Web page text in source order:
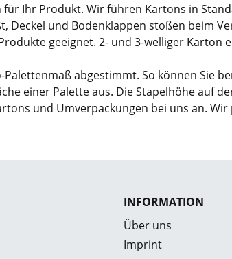
Ihr Produkt. Wir führen Kartons in
Deckel und Bodenklappen stoßen beim
geeignet. 2- und 3-welliger Karton
abgestimmt. So können Sie
einer Palette aus. Die Stapelhöhe auf
und Umverpackungen bei uns an.
INFORMATION
Über uns
Imprint